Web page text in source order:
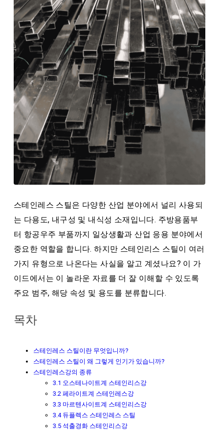
스테인레스 스틸은 다양한 산업 분야에서 널리 사용되
는 다용도, 내구성 및 내식성 소재입니다. 주방용품부
터 항공우주 부품까지 일상생활과 산업 응용 분야에서
중요한 역할을 합니다. 하지만 스테인리스 스틸이 여러
가지 유형으로 나온다는 사실을 알고 계셨나요? 이 가
이드에서는 이 놀라운 자료를 더 잘 이해할 수 있도록
주요 범주, 해당 속성 및 용도를 분류합니다.
목차
스테인레스 스틸이란 무엇입니까?
스테인레스 스틸이 왜 그렇게 인기가 있습니까?
스테인레스강의 종류
3.1 오스테나이트계 스테인리스강
3.2 페라이트계 스테인레스강
3.3 마르텐사이트계 스테인리스강
3.4 듀플렉스 스테인레스 스틸
3.5 석출경화 스테인리스강